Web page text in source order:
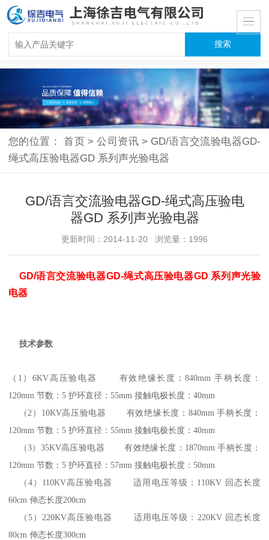
您的位置：首页 > 公司资讯 > GD/语言交流验电器GD-
绳式高压验电器GD 系列声光验电器
GD/语言交流验电器GD-绳式高压验电
器GD 系列声光验电器
更新时间：2014-11-20 浏览量：1996
GD/语言交流验电器GD-绳式高压验电器GD 系列声光验
电器
技术参数
（1 ）6KV高压验电器 有效绝缘长度：840mm手柄长度：
120mm 节数： 5 护环直径： 55mm 接触电极长度： 40mm
（2 ） 10KV高压验电器 有效绝缘长度： 840mm手柄长度：
120mm 节数： 5 护环直径： 55mm 接触电极长度： 40mm
（3） 35KV高压验电器 有效绝缘长度： 1870mm手柄长度：
120mm 节数： 5 护环直径： 57mm 接触电极长度： 50mm
（4） 110KV高压验电器 适用电压等级： 110KV 回态长度
60cm 伸态长度200cm
（5） 220KV高压验电器 适用电压等级： 220KV 回态长度
80cm 伸态长度300cm